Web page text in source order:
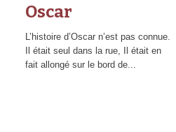
Oscar
L’histoire d’Oscar n’est pas connue.
Il était seul dans la rue, Il était en
fait allongé sur le bord de...